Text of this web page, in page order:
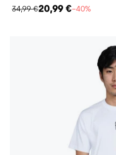
34,99 €20,99 €−40%